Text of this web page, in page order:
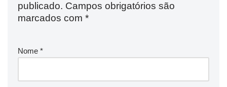
publicado. Campos obrigatórios são
marcados com *
Nome *